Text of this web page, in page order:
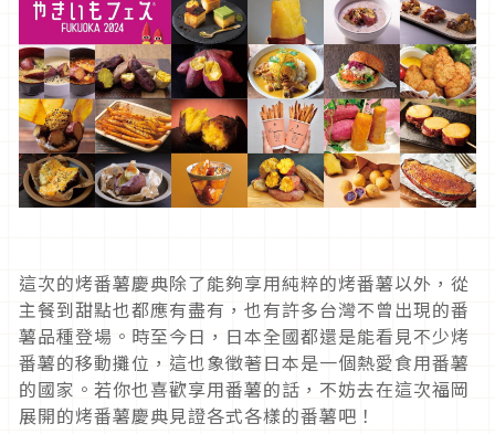
這次的烤番薯慶典除了能夠享用純粹的烤番薯以外，從
主餐到甜點也都應有盡有，也有許多台灣不曾出現的番
薯品種登場。時至今日，日本全國都還是能看見不少烤
番薯的移動攤位，這也象徵著日本是一個熱愛食用番薯
的國家。若你也喜歡享用番薯的話，不妨去在這次福岡
展開的烤番薯慶典見證各式各樣的番薯吧！